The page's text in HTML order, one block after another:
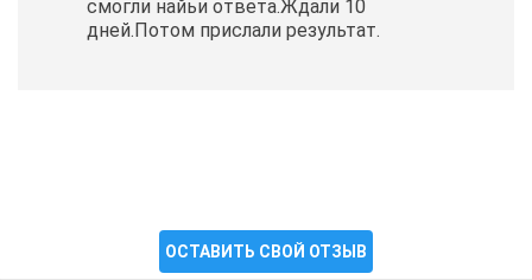
смогли найьи ответа.Ждали 10
дней.Потом прислали результат.
ОСТАВИТЬ СВОЙ ОТЗЫВ